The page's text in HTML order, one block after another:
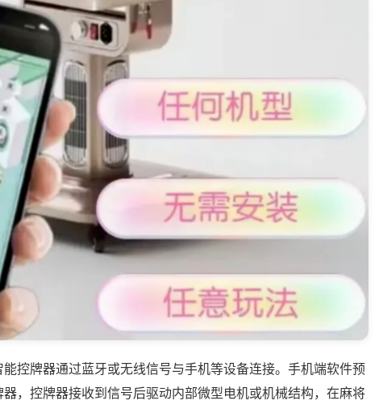
控牌器通过蓝牙或无线信号与手机等设备连接。手机端软件预
，控牌器接收到信号后驱动内部微型电机或机械结构，在麻将